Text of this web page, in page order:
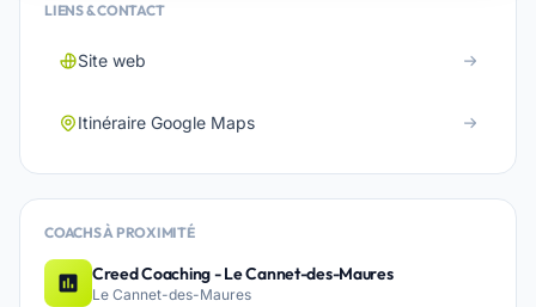
LIENS & CONTACT
Site web
Itinéraire Google Maps
COACHS À PROXIMITÉ
Creed Coaching - Le Cannet-des-Maures
Le Cannet-des-Maures